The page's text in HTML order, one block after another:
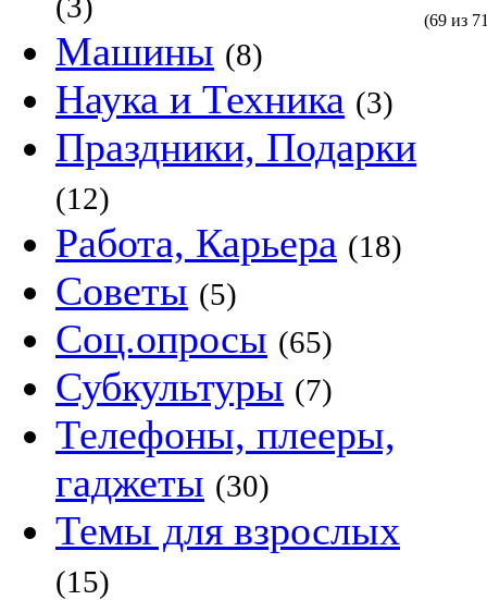
Машины (8)
Наука и Техника (3)
Праздники, Подарки
(12)
Работа, Карьера (18)
Советы (5)
Соц.опросы (65)
Субкультуры (7)
Телефоны, плееры,
гаджеты (30)
Темы для взрослых
(15)
(69 из